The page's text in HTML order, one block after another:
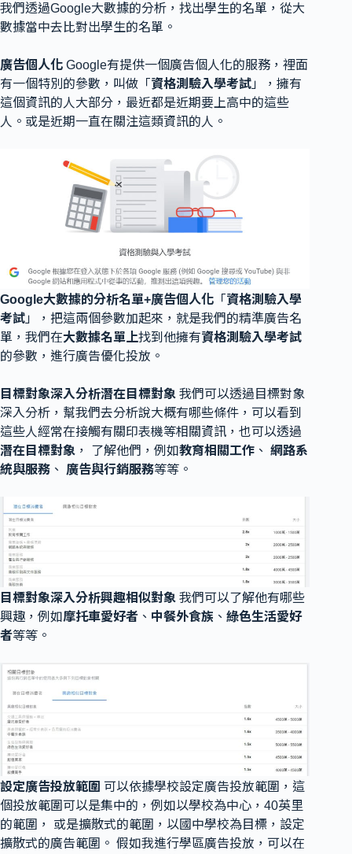
我們透過Google大數據的分析，找出學生的名單，從大
數據當中去比對出學生的名單。
廣告個人化 Google有提供一個廣告個人化的服務，裡面
有一個特別的參數，叫做「 資格測驗入學考試 」，擁有
這個資訊的人大部分，最近都是近期要上高中的這些
人。或是近期一直在關注這類資訊的人。
Google大數據的分析名單+廣告個人化 「 資格測驗入學
考試 」，把這兩個參數加起來，就是我們的精準廣告名
單，我們在大數據名單上找到他擁有資格測驗入學考試
的參數，進行廣告優化投放。
目標對象深入分析潛在目標對象 我們可以透過目標對象
深入分析，幫我們去分析說大概有哪些條件，可以看到
這些人經常在接觸有關印表機等相關資訊，也可以透過
潛在目標對象 ， 了解他們，例如教育相關工作 、 網路系
統與服務 、 廣告與行銷服務等等。
目標對象深入分析興趣相似對象 我們可以了解他有哪些
興趣，例如摩托車愛好者 、 中餐外食族 、 綠色生活愛好
者等等。
設定廣告投放範圍 可以依據學校設定廣告投放範圍，這
個投放範圍可以是集中的，例如以學校為中心，40英里
的範圍， 或是擴散式的範圍，以國中學校為目標，設定
擴散式的廣告範圍。 假如我進行學區廣告投放，可以在